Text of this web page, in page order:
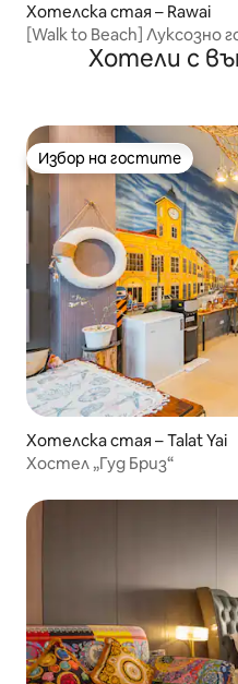
Хотелска стая – Rawai
[Walk to Beach] Луксозно
търговски център/
център за
Хотели с
Избор на гостите
Избор на гостите
Хотелска стая – Talat Yai
Хостел „Гуд Бриз“